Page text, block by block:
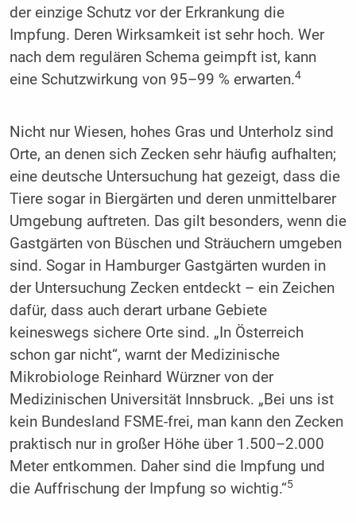
der einzige Schutz vor der Erkrankung die
Impfung. Deren Wirksamkeit ist sehr hoch. Wer
nach dem regulären Schema geimpft ist, kann
eine Schutzwirkung von 95–99 % erwarten.4
Nicht nur Wiesen, hohes Gras und Unterholz sind
Orte, an denen sich Zecken sehr häufig aufhalten;
eine deutsche Untersuchung hat gezeigt, dass die
Tiere sogar in Biergärten und deren unmittelbarer
Umgebung auftreten. Das gilt besonders, wenn die
Gastgärten von Büschen und Sträuchern umgeben
sind. Sogar in Hamburger Gastgärten wurden in
der Untersuchung Zecken entdeckt – ein Zeichen
dafür, dass auch derart urbane Gebiete
keineswegs sichere Orte sind. „In Österreich
schon gar nicht“, warnt der Medizinische
Mikrobiologe Reinhard Würzner von der
Medizinischen Universität Innsbruck. „Bei uns ist
kein Bundesland FSME-frei, man kann den Zecken
praktisch nur in großer Höhe über 1.500–2.000
Meter entkommen. Daher sind die Impfung und
die Auffrischung der Impfung so wichtig.“5